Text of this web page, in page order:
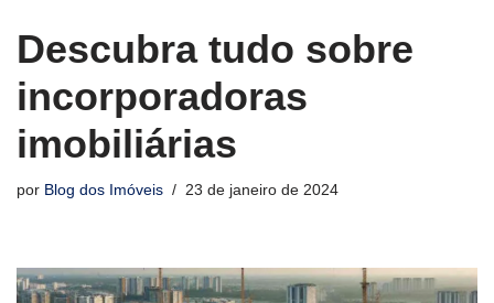
Descubra tudo sobre
incorporadoras
imobiliárias
por Blog dos Imóveis 23 de janeiro de 2024